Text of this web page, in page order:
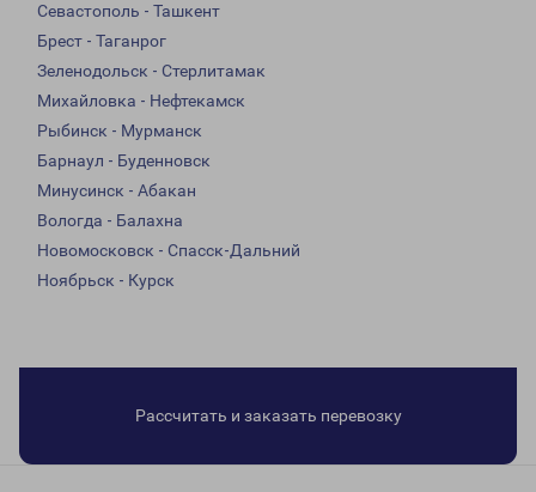
Севастополь - Ташкент
Брест - Таганрог
Зеленодольск - Стерлитамак
Михайловка - Нефтекамск
Рыбинск - Мурманск
Барнаул - Буденновск
Минусинск - Абакан
Вологда - Балахна
Новомосковск - Спасск-Дальний
Ноябрьск - Курск
Рассчитать и заказать перевозку